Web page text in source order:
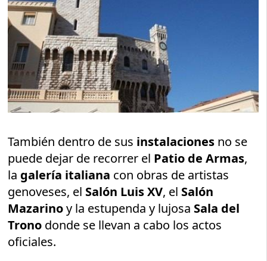
También dentro de sus instalaciones no se
puede dejar de recorrer el Patio de Armas,
la galería italiana con obras de artistas
genoveses, el Salón Luis XV, el Salón
Mazarinoy la estupenda y lujosa Sala del
Trono donde se llevan a cabo los actos
oficiales.